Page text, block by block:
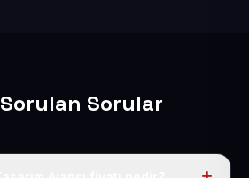
Sorulan Sorular